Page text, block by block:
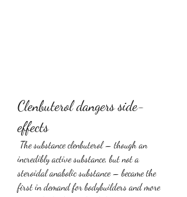
Clenbuterol dangers side-
effects
incredibly active substance, but not a
steroidal anabolic substance – became the
first in demand for bodybuilders and more